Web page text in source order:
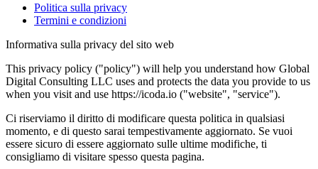
Politica sulla privacy
Termini e condizioni
Informativa sulla privacy del sito web
This privacy policy ("policy") will help you understand how Global
Digital Consulting LLC uses and protects the data you provide to us
when you visit and use https://icoda.io ("website", "service").
Ci riserviamo il diritto di modificare questa politica in qualsiasi
momento, e di questo sarai tempestivamente aggiornato. Se vuoi
essere sicuro di essere aggiornato sulle ultime modifiche, ti
consigliamo di visitare spesso questa pagina.